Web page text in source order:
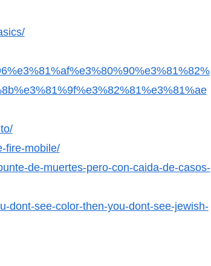
fire-mobile/
de-muertes-pero-con-caida-de-casos-
dont-see-color-then-you-dont-see-jewish-